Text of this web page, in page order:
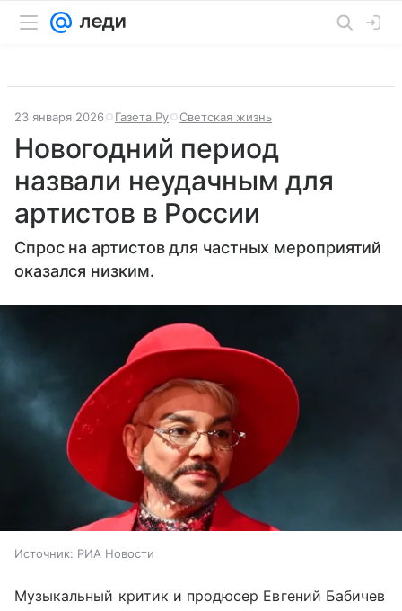
23 января 2026 Газета.Ру Светская жизнь
Новогодний период
назвали неудачным для
артистов в России
Спрос на артистов для частных мероприятий
оказался низким.
Источник: РИА Новости
Музыкальный критик и продюсер Евгений Бабичев